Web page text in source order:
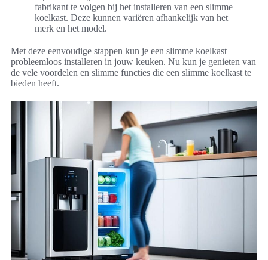
fabrikant te volgen bij het installeren van een slimme
koelkast. Deze kunnen variëren afhankelijk van het
merk en het model.
Met deze eenvoudige stappen kun je een slimme koelkast
probleemloos installeren in jouw keuken. Nu kun je genieten van
de vele voordelen en slimme functies die een slimme koelkast te
bieden heeft.